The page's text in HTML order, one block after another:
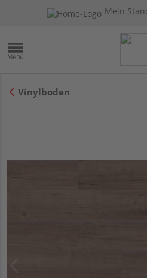
Mein
Vinylboden